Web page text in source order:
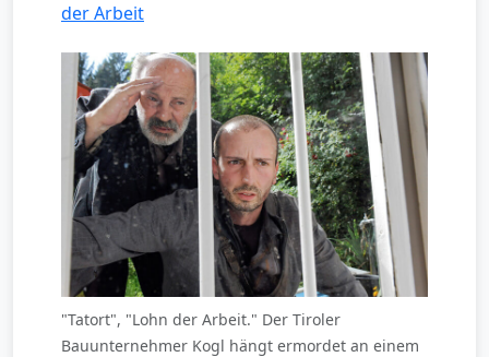
der Arbeit
"Tatort", "Lohn der Arbeit." Der Tiroler
Bauunternehmer Kogl hängt ermordet an einem